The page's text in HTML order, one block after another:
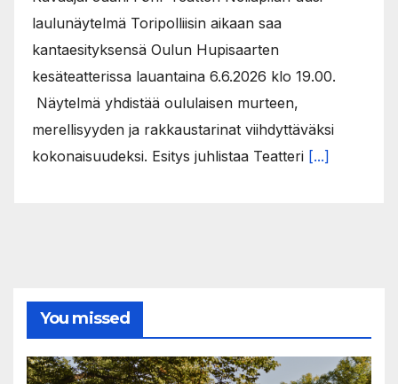
laulunäytelmä Toripolliisin aikaan saa
kantaesityksensä Oulun Hupisaarten
kesäteatterissa lauantaina 6.6.2026 klo 19.00.
Näytelmä yhdistää oululaisen murteen,
merellisyyden ja rakkaustarinat viihdyttäväksi
kokonaisuudeksi. Esitys juhlistaa Teatteri [...]
You missed